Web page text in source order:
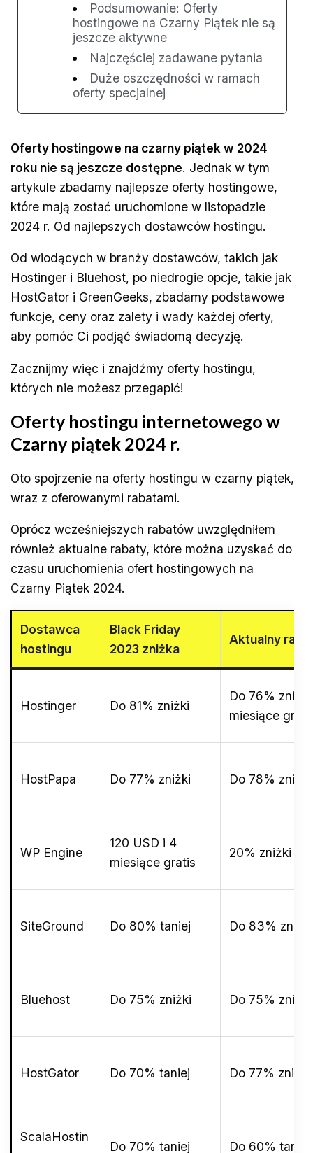
Podsumowanie: Oferty
hostingowe na Czarny Piątek nie są
jeszcze aktywne
Najczęściej zadawane pytania
Duże oszczędności w ramach
oferty specjalnej
Oferty hostingowe na czarny piątek w 2024
roku nie są jeszcze dostępne. Jednak w tym
artykule zbadamy najlepsze oferty hostingowe,
które mają zostać uruchomione w listopadzie
2024 r. Od najlepszych dostawców hostingu.
Od wiodących w branży dostawców, takich jak
Hostinger i Bluehost, po niedrogie opcje, takie jak
HostGator i GreenGeeks, zbadamy podstawowe
funkcje, ceny oraz zalety i wady każdej oferty,
aby pomóc Ci podjąć świadomą decyzję.
Zacznijmy więc i znajdźmy oferty hostingu,
których nie możesz przegapić!
Oferty hostingu internetowego w
Czarny piątek 2024 r.
Oto spojrzenie na oferty hostingu w czarny piątek,
wraz z oferowanymi rabatami.
Oprócz wcześniejszych rabatów uwzględniłem
również aktualne rabaty, które można uzyskać do
czasu uruchomienia ofert hostingowych na
Czarny Piątek 2024.
Dostawca
hostingu
Black Friday
2023 zniżka
Aktualny
Hostinger Do 81% zniżki
Do 76%
miesiące
HostPapa Do 77% zniżki Do 78% zniżki
WP Engine
120 USD i 4
miesiące gratis
20% zniżki
SiteGround Do 80% taniej Do 83% zniżki
Bluehost Do 75% zniżki Do 75% zniżki
HostGator Do 70% taniej Do 77% zniżki
ScalaHostin
Do 70% taniej Do 60% taniej